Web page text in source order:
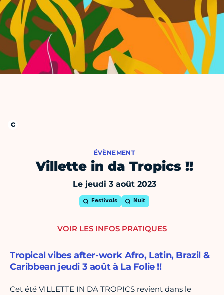
ÉVÈNEMENT
Villette in da Tropics !!
Le jeudi 3 août 2023
Festivals Nuit
Tropical vibes after-work Afro, Latin, Brazil &
Caribbean jeudi 3 août à La Folie !!
Cet été VILLETTE IN DA TROPICS revient dans le
VOIR LES INFOS PRATIQUES